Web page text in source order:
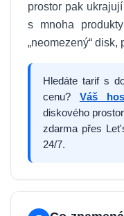
prostor pak
s mnoha
„neomezený“
Hledáte tarif s
cenu? Váš
diskového
zdarma přes
24/7.